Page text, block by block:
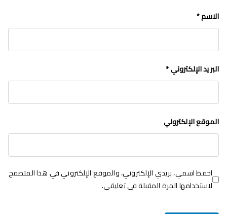
الاسم*
البريد الإلكتروني*
الموقع الإلكتروني
احفظ اسمي، بريدي الإلكتروني، والموقع الإلكتروني في هذا المتصفح
لاستخدامها المرة المقبلة في تعليقي.